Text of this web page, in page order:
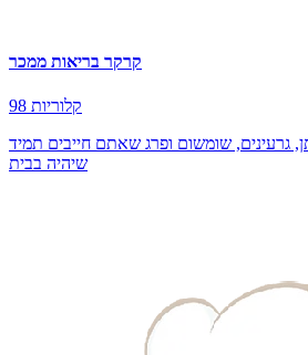
קרקר בריאות ממכר
98 קלוריות
גרעינים, שומשום ופרג שאתם חייבים תמיד
שיהיה בבית